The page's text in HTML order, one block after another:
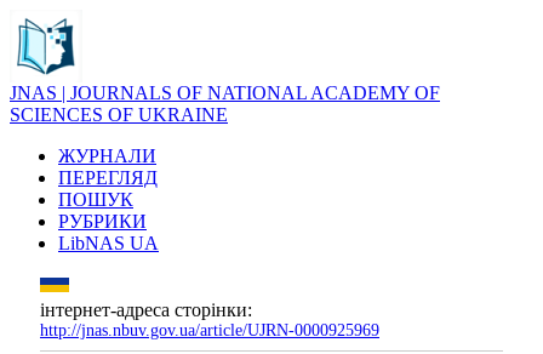
JNAS | JOURNALS OF NATIONAL ACADEMY OF
SCIENCES OF UKRAINE
ЖУРНАЛИ
ПЕРЕГЛЯД
ПОШУК
РУБРИКИ
LibNAS UA
інтернет-адреса сторінки:
http://jnas.nbuv.gov.ua/article/UJRN-0000925969